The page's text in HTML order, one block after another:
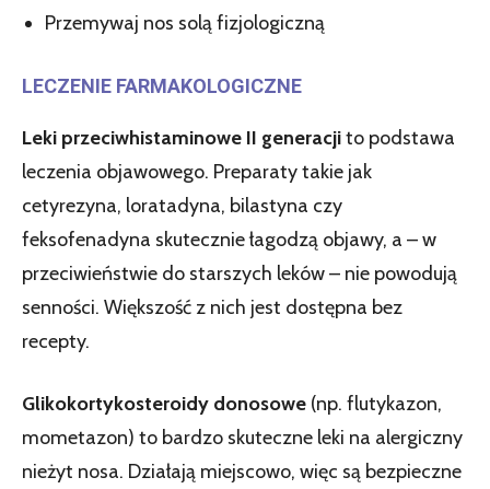
Przemywaj nos solą fizjologiczną
LECZENIE FARMAKOLOGICZNE
Leki przeciwhistaminowe II generacjito podstawa
leczenia objawowego. Preparaty takie jak
cetyrezyna, loratadyna, bilastyna czy
feksofenadyna skutecznie łagodzą objawy, a – w
przeciwieństwie do starszych leków – nie powodują
senności. Większość z nich jest dostępna bez
recepty.
Glikokortykosteroidy donosowe (np. flutykazon,
mometazon) to bardzo skuteczne leki na alergiczny
nieżyt nosa. Działają miejscowo, więc są bezpieczne